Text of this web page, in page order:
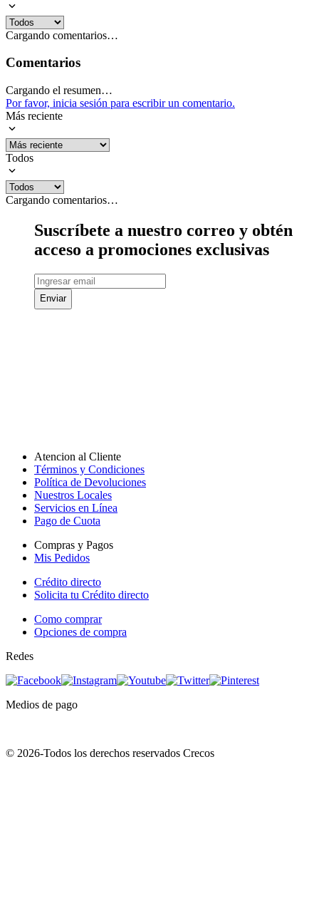
Cargando comentarios…
Comentarios
Cargando el resumen…
Por favor, inicia sesión para escribir un comentario.
Más reciente
Todos
Cargando comentarios…
Suscríbete a nuestro correo y obtén
acceso a promociones exclusivas
Enviar
Atencion al Cliente
Términos y Condiciones
Política de Devoluciones
Nuestros Locales
Servicios en Línea
Pago de Cuota
Compras y Pagos
Mis Pedidos
Crédito directo
Solicita tu Crédito directo
Como comprar
Opciones de compra
Redes
Medios de pago
© 2026-Todos los derechos reservados Crecos